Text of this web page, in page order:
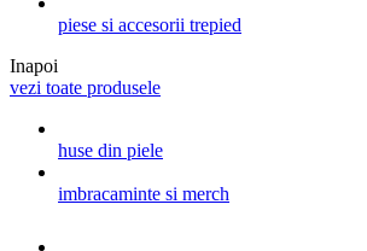
piese si accesorii trepied
Inapoi
vezi toate produsele
huse din piele
imbracaminte si merch